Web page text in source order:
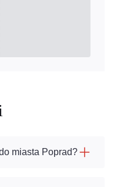
miasta Poprad?